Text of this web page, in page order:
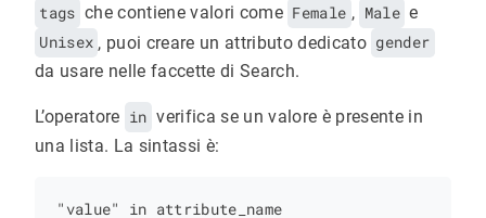
tags che contiene valori come Female , Male e
Unisex , puoi creare un attributo dedicato gender
da usare nelle faccette di Search.
L’operatore in verifica se un valore è presente in
una lista. La sintassi è: